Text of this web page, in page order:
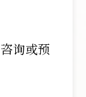
咨询或预